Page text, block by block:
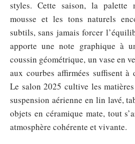
styles. Cette saison, la palette
mousse et les tons naturels
subtils, sans jamais forcer
apporte une note graphique à
coussin géométrique, un vase en
aux courbes affirmées suffisent à
Le salon 2025 cultive les
suspension aérienne en lin lavé,
objets en céramique mate, tout
atmosphère cohérente et vivante.